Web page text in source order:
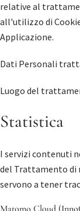
relative al
all'utilizzo di
Applicazione.
Dati Personali
Luogo del
Statistica
I servizi contenuti
del Trattamento di
servono a tener